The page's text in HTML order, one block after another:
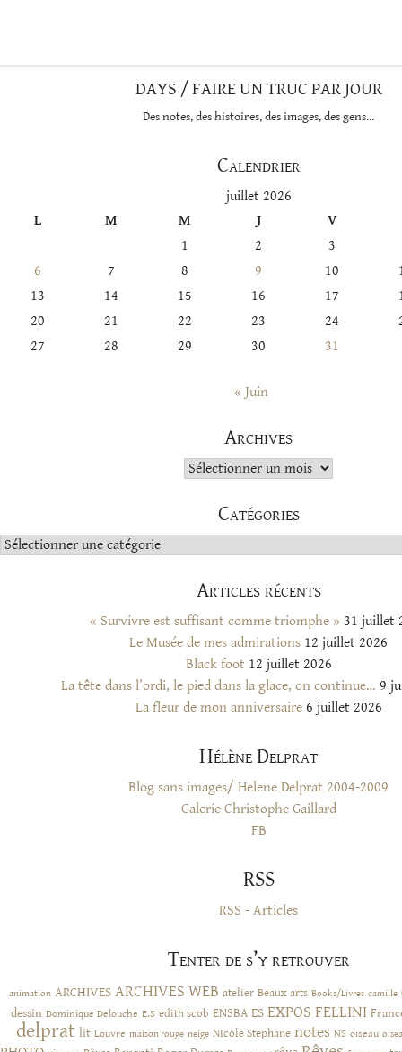
DAYS / FAIRE UN TRUC PAR JOUR
Des notes, des histoires, des images, des gens…
Calendrier
juillet 2026
L
M M J
V
1
2
3
6
7 8 9 10
13
14 15 16 17
20
21 22 23 24
27
28 29 30 31
« Juin
Archives
Archives
Catégories
Catégories
Articles récents
« Survivre est suffisant comme triomphe » 31 juillet
Le Musée de mes admirations 12 juillet 2026
Black foot 12 juillet 2026
La tête dans l’ordi, le pied dans la glace, on continue… 9
La fleur de mon anniversaire 6 juillet 2026
Hélène Delprat
Blog sans images/ Helene Delprat 2004-2009
Galerie Christophe Gaillard
FB
RSS
RSS - Articles
Tenter de s’y retrouver
animation ARCHIVES ARCHIVES WEB atelier Beaux arts Books/Livres camille
dessin Dominique Delouche E.S edith scob ENSBA ES EXPOS FELLINI
delprat lit Louvre maison rouge neige NIcole Stephane notes NS oiseau